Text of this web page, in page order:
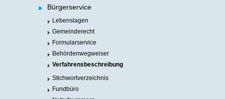
Bürgerservice
Lebenslagen
Gemeinderecht
Formularservice
Behördenwegweiser
Verfahrensbeschreibung
Stichwortverzeichnis
Fundbüro